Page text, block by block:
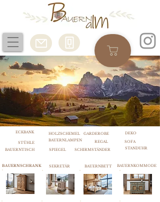
BAUERNTISCH SPIEGEL SCHIRMSTÄNDER
BAUERNSCHRANK SEKRETÄR BAUERNBETT
STANDUHR
BAUERNKOMMODE
BAUERNLAMPEN REGAL SOFA
ECKBANK
STÜHLE
HOLZSCHEMEL GARDEROBE DEKO